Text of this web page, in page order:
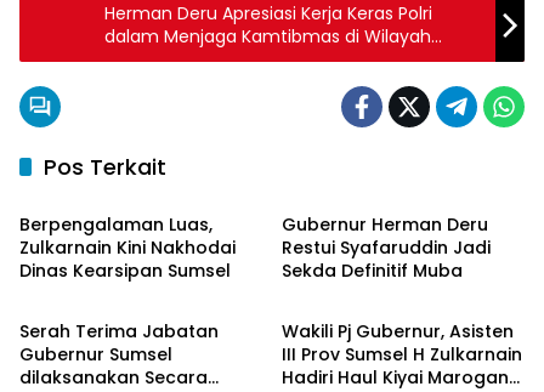
Herman Deru Apresiasi Kerja Keras Polri
dalam Menjaga Kamtibmas di Wilayah
Sumsel
Pos Terkait
Pemprov Sumsel
Berpengalaman Luas,
Zulkarnain Kini Nakhodai
Dinas Kearsipan Sumsel
Gubernur Herman Deru
Restui Syafaruddin Jadi
Sekda Definitif Muba
Pemprov Sumsel
Serah Terima Jabatan
Gubernur Sumsel
dilaksanakan Secara
Pemprov Sumsel
Wakili Pj Gubernur, Asisten
III Prov Sumsel H Zulkarnain
Hadiri Haul Kiyai Marogan